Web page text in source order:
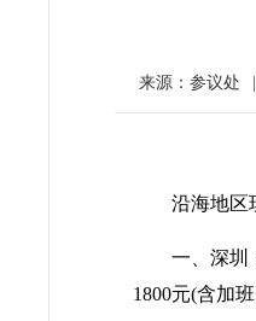
来源：参议处
沿海地区
一、深圳
1800元(含加